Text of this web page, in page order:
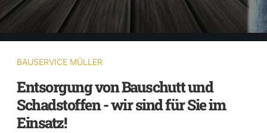
BAUSERVICE MÜLLER
Entsorgung von Bauschutt und
Schadstoffen - wir sind für Sie im
Einsatz!